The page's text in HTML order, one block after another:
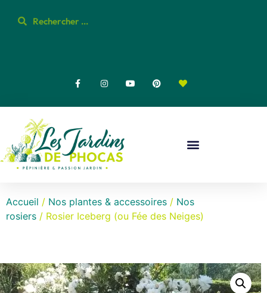
Accueil / Nos plantes & accessoires / Nos
rosiers / Rosier Iceberg (ou Fée des Neiges)